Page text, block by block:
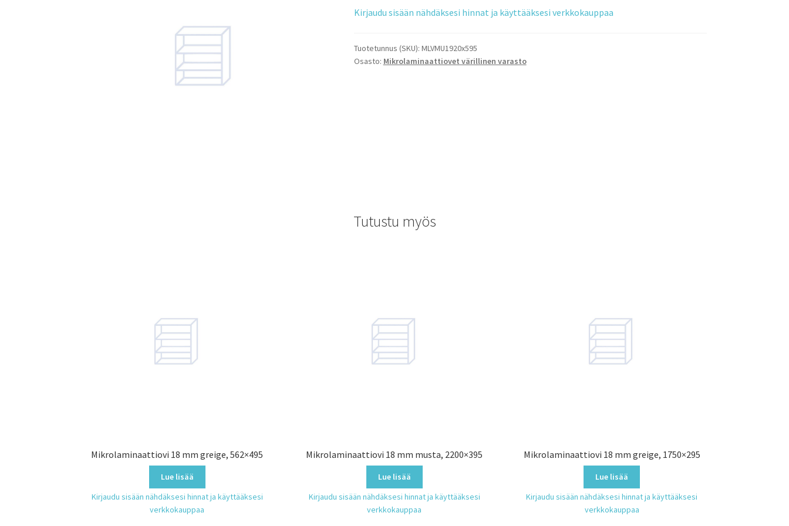
Kirjaudu sisään nähdäksesi hinnat ja käyttääksesi verkkokauppaa
Tuotetunnus (SKU): MLVMU1920x595
Osasto: Mikrolaminaattiovet värillinen varasto
Tutustu myös
Mikrolaminaattiovi 18 mm greige, 562×495
Lue lisää
Kirjaudu sisään nähdäksesi hinnat ja käyttääksesi
verkkokauppaa
Mikrolaminaattiovi 18 mm musta, 2200×395
Lue lisää
Kirjaudu sisään nähdäksesi hinnat ja käyttääksesi
verkkokauppaa
Mikrolaminaattiovi 18 mm greige, 1750×295
Lue lisää
Kirjaudu sisään nähdäksesi hinnat ja käyttääksesi
verkkokauppaa